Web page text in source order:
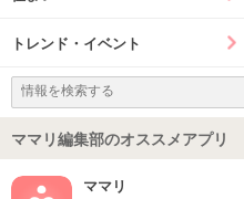
トレンド・イベント
ママリ編集部のオススメアプリ
ママリ